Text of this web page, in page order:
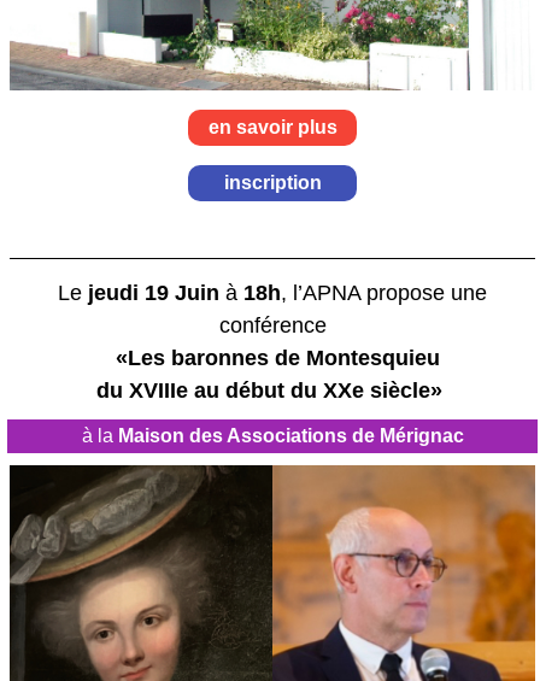
en savoir plus
inscription
Le jeudi 19 Juin à 18h, l’APNA propose une
conférence
«Les baronnes de Montesquieu
du XVIIIe au début du XXe siècle»
à la Maison des Associations de Mérignac